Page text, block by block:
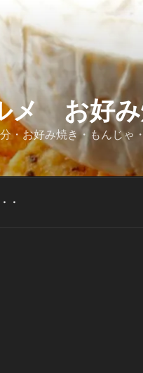
メ お好
・お好み焼き・もんじゃ
・